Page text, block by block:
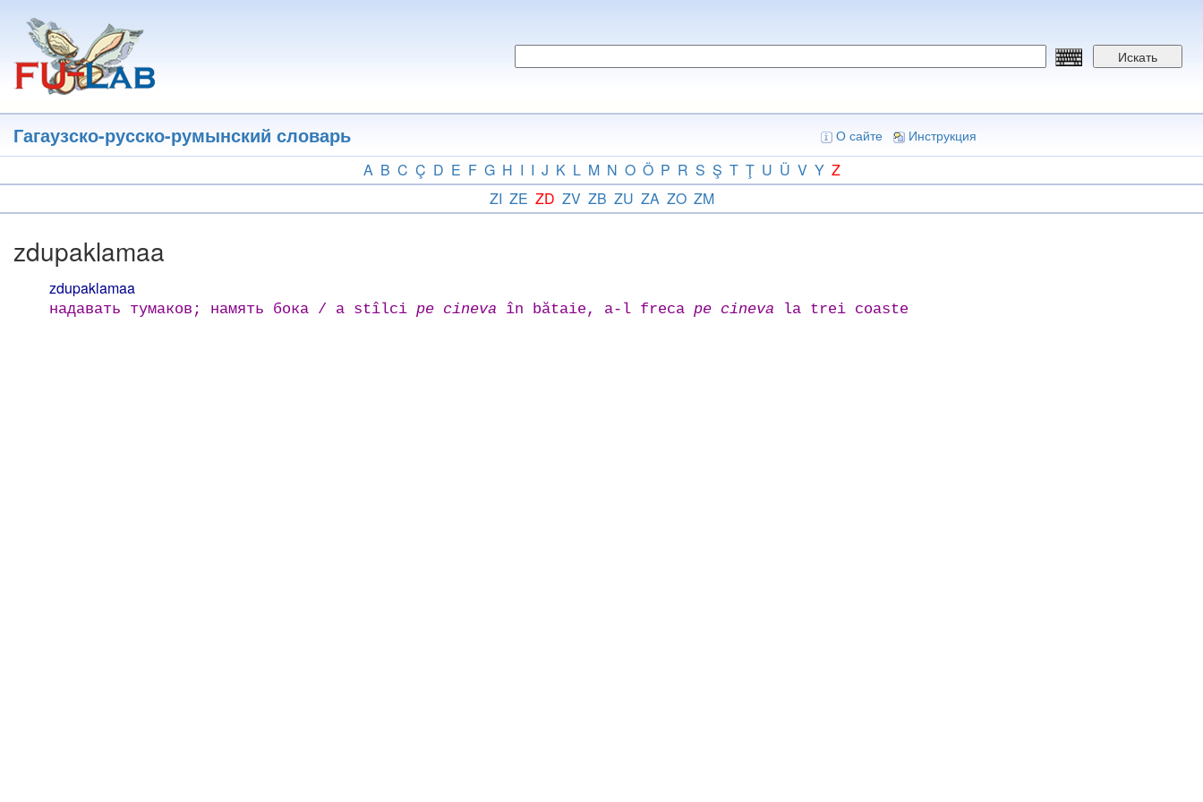
основному
содержанию
Искать
Гагаузско-русско-румынский словарь О сайте Инструкция
A B C Ç D E F G H I I J K L M N O Ö P R S Ş T Ţ U Ü V Y Z
ZI ZE ZD ZV ZB ZU ZA ZO ZM
zdupaklamaa
zdupaklamaa
надавать тумаков; намять бока / a stîlci pe cineva în bătaie, a-l freca pe cineva la trei coaste